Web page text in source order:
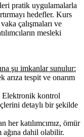
pratik uygulamalarla
hedefler. Kurs
çalışmaları ve
mesleki
şu imkanlar sunulur:
arıza tespit ve onarım
Elektronik kontrol
detaylı bir şekilde
her katılımcımız, ömür
dahil olabilir.